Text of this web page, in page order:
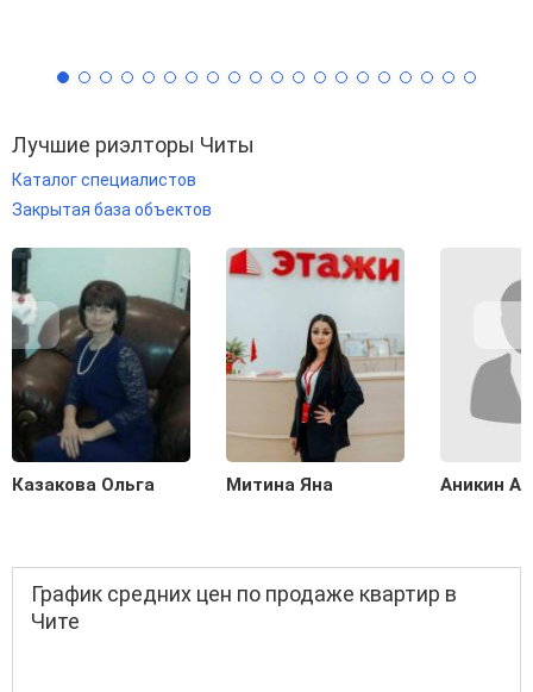
Лучшие риэлторы Читы
Каталог специалистов
Закрытая база объектов
Казакова Ольга Митина Яна Аникин
График средних цен по продаже квартир в
Чите